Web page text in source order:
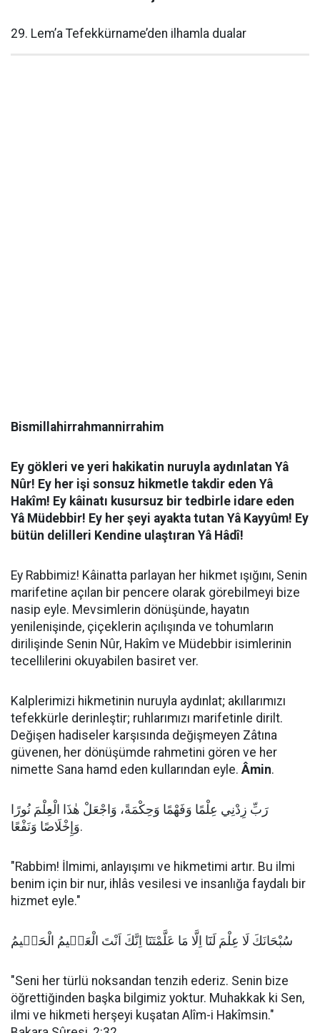
29. Lem’a Tefekkürname’den ilhamla dualar
Bismillahirrahmannirrahim
Ey gökleri ve yeri hakikatin nuruyla aydınlatan Yâ
Nûr! Ey her işi sonsuz hikmetle takdir eden Yâ
Hakîm! Ey kâinatı kusursuz bir tedbirle idare eden
Yâ Müdebbir! Ey her şeyi ayakta tutan Yâ Kayyûm! Ey
bütün delilleri Kendine ulaştıran Yâ Hâdî!
Ey Rabbimiz! Kâinatta parlayan her hikmet ışığını, Senin
marifetine açılan bir pencere olarak görebilmeyi bize
nasip eyle. Mevsimlerin dönüşünde, hayatın
yenilenişinde, çiçeklerin açılışında ve tohumların
dirilişinde Senin Nûr, Hakîm ve Müdebbir isimlerinin
tecellilerini okuyabilen basiret ver.
Kalplerimizi hikmetinin nuruyla aydınlat; akıllarımızı
tefekkürle derinleştir; ruhlarımızı marifetinle dirilt.
Değişen hadiseler karşısında değişmeyen Zâtına
güvenen, her dönüşümde rahmetini gören ve her
nimette Sana hamd eden kullarından eyle. Âmin.
رَبِّ زِدْنِي عِلْمًا وَفَهْمًا وَحِكْمَةً، وَاجْعَلْ هٰذَا الْعِلْمَ نُورًا
وَإِخْلَاصًا وَنَفْعًا.
"Rabbim! İlmimi, anlayışımı ve hikmetimi artır. Bu ilmi
benim için bir nur, ihlâs vesilesi ve insanlığa faydalı bir
hizmet eyle."
سُبْحَانَكَ لَا عِلْمَ لَنَٓا اِلَّا مَا عَلَّمْتَنَٓا اِنَّكَ اَنْتَ الْعَلٖيمُ الْحَكٖيمُ
"Seni her türlü noksandan tenzih ederiz. Senin bize
öğrettiğinden başka bilgimiz yoktur. Muhakkak ki Sen,
ilmi ve hikmeti herşeyi kuşatan Alîm-i Hakîmsin."